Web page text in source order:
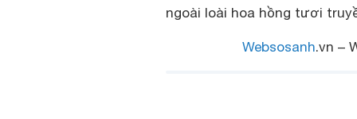
ngoài loài hoa hồng tươi
Websosanh.vn –